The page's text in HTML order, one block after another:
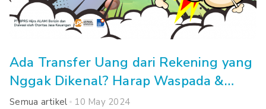
Ada Transfer Uang dari Rekening yang
Nggak Dikenal? Harap Waspada &
Lakukan Cara Ini!
Semua artikel 10 May 2024